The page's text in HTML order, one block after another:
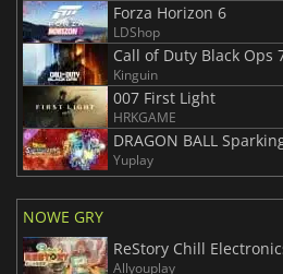
Forza Horizon 6
LDShop
Call of Duty Black Ops
Kinguin
007 First Light
HRKGAME
Yuplay
NOWE GRY
ReStory Chill
Allyouplay